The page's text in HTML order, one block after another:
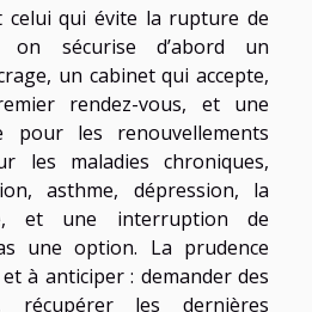
celui qui évite la rupture de
on sécurise d’abord un
un cabinet qui accepte,
rendez-vous, et une
pour les renouvellements
les maladies chroniques,
asthme, dépression, la
et une interruption de
une option. La prudence
à anticiper : demander des
récupérer les dernières